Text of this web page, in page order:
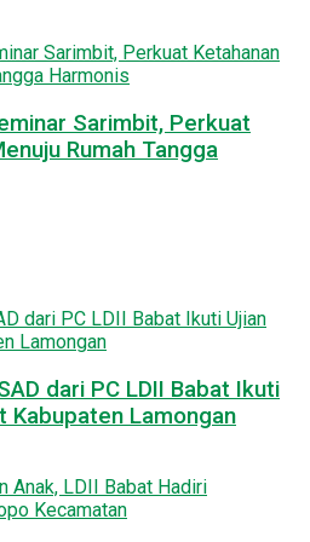
Sarimbit, Perkuat
Rumah Tangga
dari PC LDII Babat Ikuti
Kabupaten Lamongan